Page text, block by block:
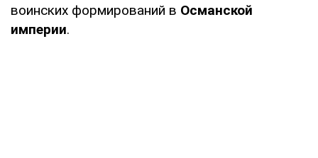
воинских формирований в Османской
империи.